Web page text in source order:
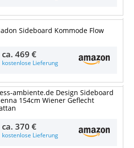
Sideboard Kommode Flow
ca.469 €
kostenlose Lieferung
ambiente.de Design Sideboard
154cm Wiener Geflecht
ca.370 €
kostenlose Lieferung